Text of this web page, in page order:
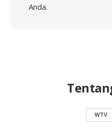
Anda.
WTV